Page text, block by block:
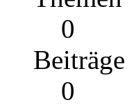
0
Beiträge
0